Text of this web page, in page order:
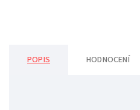
POPIS HODNOCENÍ